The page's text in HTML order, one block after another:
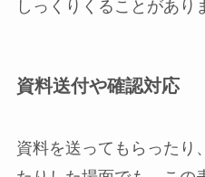
しっくりくることがあり
資料送付や確認対応
資料を送ってもらったり